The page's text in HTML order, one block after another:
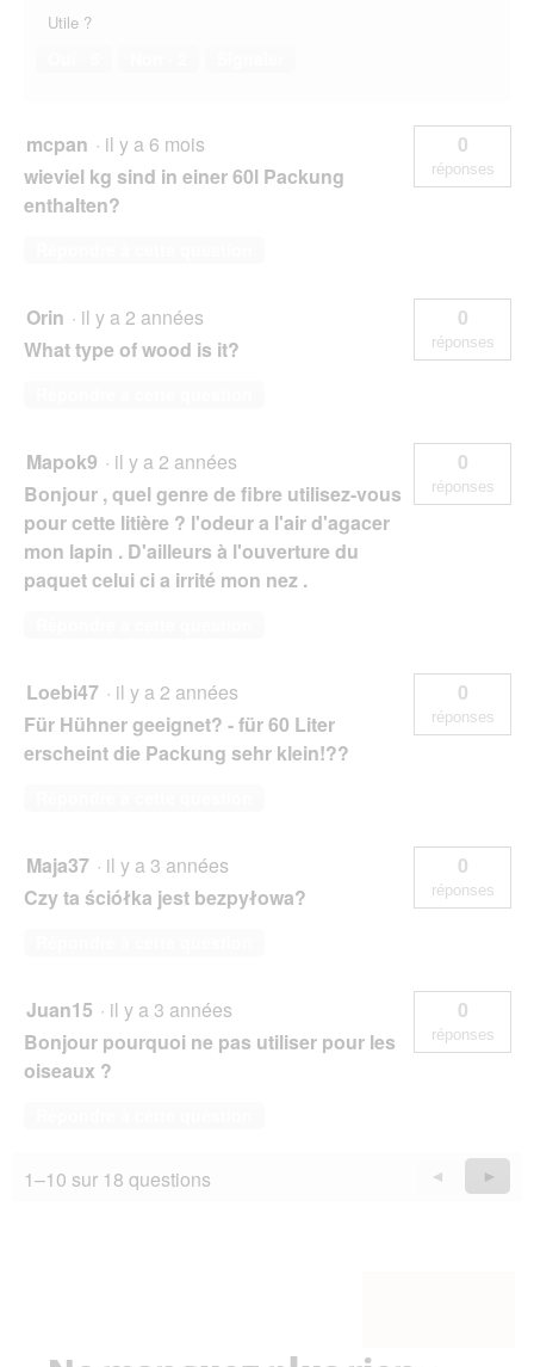
Utile ?
mcpan · il y a 6 mois
wieviel kg sind in einer 60l Packung
enthalten?
0
réponses
Orin · il y a 2 années
What type of wood is it?
0
réponses
Mapok9 · il y a 2 années
Bonjour , quel genre de fibre utilisez-vous
pour cette litière ? l'odeur a l'air d'agacer
mon lapin . D'ailleurs à l'ouverture du
paquet celui ci a irrité mon nez .
0
réponses
Loebi47 · il y a 2 années
Für Hühner geeignet? - für 60 Liter
erscheint die Packung sehr klein!??
0
réponses
Maja37 · il y a 3 années
Czy ta ściółka jest bezpyłowa?
0
réponses
Juan15 · il y a 3 années
Bonjour pourquoi ne pas utiliser pour les
oiseaux ?
0
réponses
1–10 sur 18 questions
Précédent
Questions
◄ ►